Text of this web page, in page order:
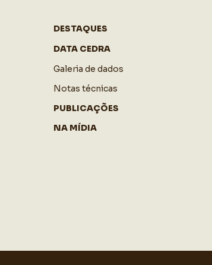
DESTAQUES
DATA CEDRA
Galeria de dados
Notas técnicas
PUBLICAÇÕES
NA MÍDIA